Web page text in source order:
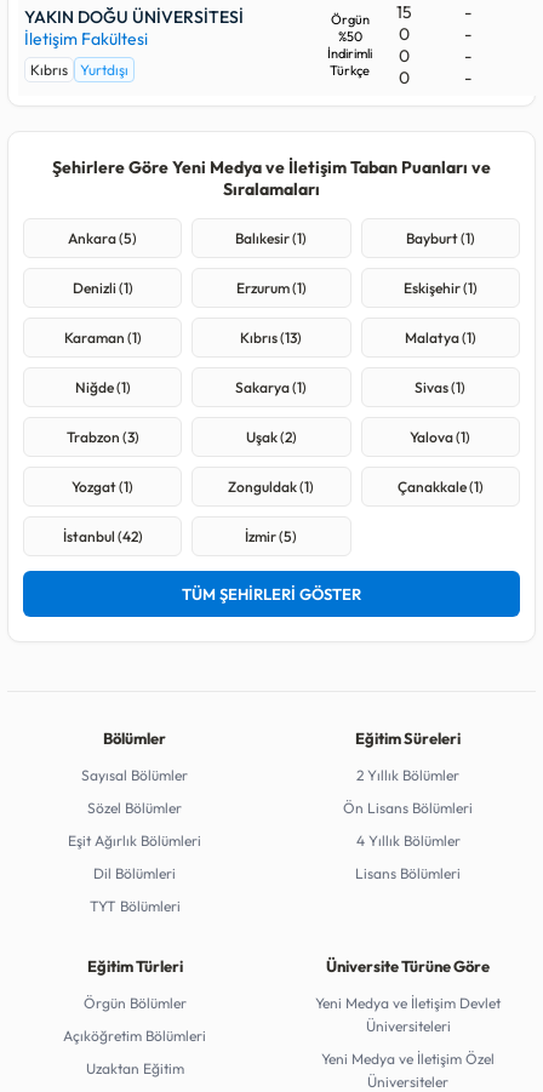
YAKIN DOĞU ÜNİVERSİTESİ
İletişim Fakültesi
Kıbrıs Yurtdışı
Örgün
%50
İndirimli
Türkçe
15
0
0
0
-
-
-
-
Şehirlere Göre Yeni Medya ve İletişim Taban Puanları ve
Sıralamaları
Ankara (5) Balıkesir (1) Bayburt (1)
Denizli (1) Erzurum (1) Eskişehir (1)
Karaman (1) Kıbrıs (13) Malatya (1)
Niğde (1) Sakarya (1) Sivas (1)
Trabzon (3) Uşak (2) Yalova (1)
Yozgat (1) Zonguldak (1) Çanakkale (1)
İstanbul (42) İzmir (5)
TÜM ŞEHİRLERİ GÖSTER
Bölümler
Sayısal Bölümler
Sözel Bölümler
Eşit Ağırlık Bölümleri
Dil Bölümleri
TYT Bölümleri
Eğitim Süreleri
2 Yıllık Bölümler
Ön Lisans Bölümleri
4 Yıllık Bölümler
Lisans Bölümleri
Eğitim Türleri
Örgün Bölümler
Açıköğretim Bölümleri
Uzaktan Eğitim
Üniversite Türüne Göre
Yeni Medya ve İletişim Devlet
Üniversiteleri
Yeni Medya ve İletişim Özel
Üniversiteler